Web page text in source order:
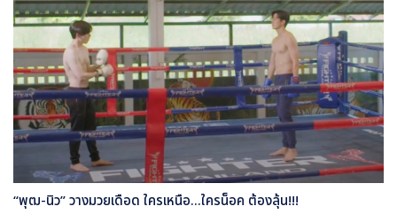
“พุฒ-นิว” วางมวยเดือด ใครเหนือ...ใครน็อค ต้องลุ้น!!!